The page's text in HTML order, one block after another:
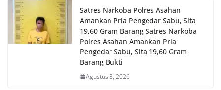
Satres Narkoba Polres Asahan
Amankan Pria Pengedar Sabu, Sita
19,60 Gram Barang Satres Narkoba
Polres Asahan Amankan Pria
Pengedar Sabu, Sita 19,60 Gram
Barang Bukti
Agustus 8, 2026